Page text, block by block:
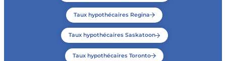
Taux hypothécaires Regina
Taux hypothécaires Saskatoon
Taux hypothécaires Toronto